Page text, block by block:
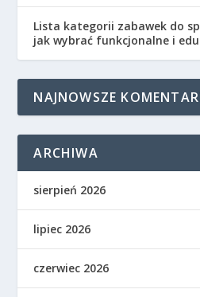
Lista kategorii zabawek do
jak wybrać funkcjonalne i
NAJNOWSZE
ARCHIWA
sierpień 2026
lipiec 2026
czerwiec 2026